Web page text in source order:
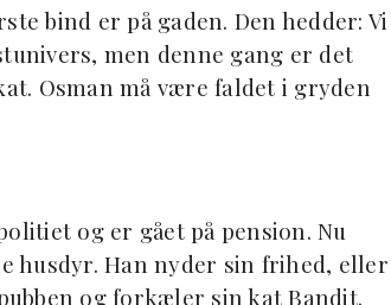
bind er på gaden. Den hedder: Vi
men denne gang er det
Osman må være faldet i gryden
og er gået på pension. Nu
husdyr. Han nyder sin frihed, eller
og forkæler sin kat Bandit.